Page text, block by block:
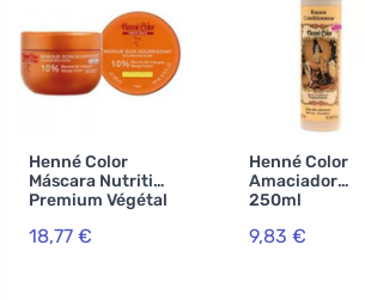
Henné Color
Máscara Nutritiva
Premium Végétal
pintados ou
18,77 €
Henné Color
Amaciador
250ml
9,83 €